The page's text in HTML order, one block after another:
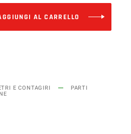
AL CARRELLO
E CONTAGIRI PARTI